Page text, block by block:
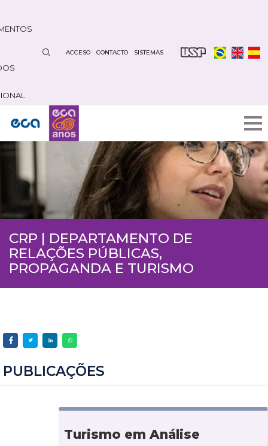
contenido
ACCESO CONTACTO SISTEMAS
CRP | DEPARTAMENTO DE
RELAÇÕES PÚBLICAS,
PROPAGANDA E TURISMO
PUBLICAÇÕES
Turismo em Análise